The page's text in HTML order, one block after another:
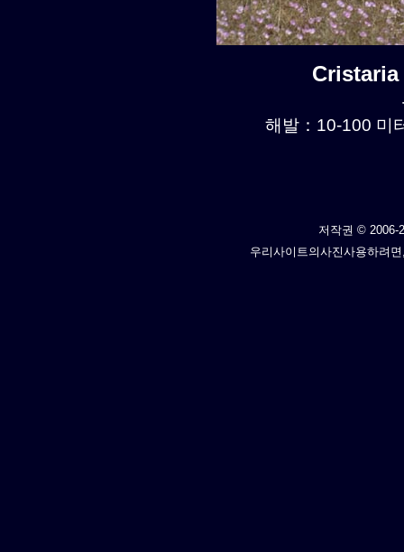
Cristaria
해발：10-100 미
저작권 © 2006-
우리사이트의사진사용하려